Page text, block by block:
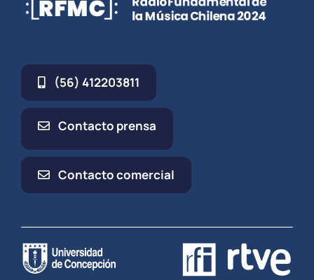
(56) 412203811
Contacto prensa
Contacto comercial